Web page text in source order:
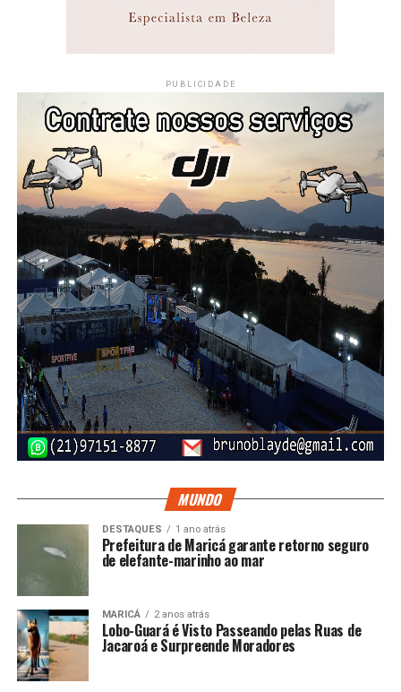
PUBLICIDADE
MUNDO
DESTAQUES 1 ano atrás
Prefeitura de Maricá garante retorno seguro
de elefante-marinho ao mar
MARICÁ 2 anos atrás
Lobo-Guará é Visto Passeando pelas Ruas de
Jacaroá e Surpreende Moradores